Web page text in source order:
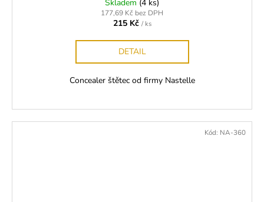
Skladem (4 ks)
177,69 Kč bez DPH
215 Kč / ks
DETAIL
Concealer štětec od firmy Nastelle
Kód: NA-360